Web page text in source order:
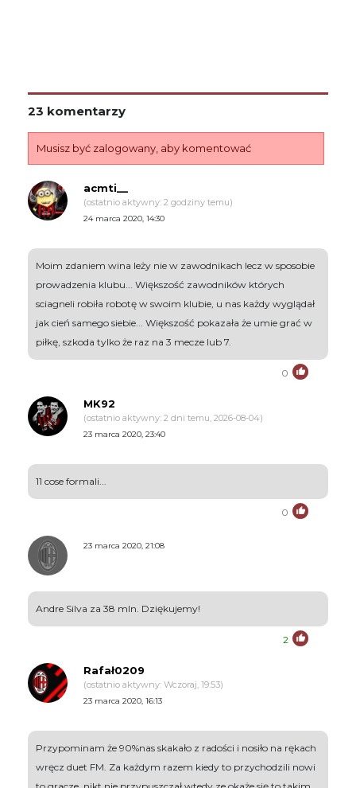
23 komentarzy
Musisz być zalogowany, aby komentować
acmti__
(ostatnio aktywny: 2 godziny temu)
24 marca 2020, 14:30
Moim zdaniem wina leży nie w zawodnikach lecz w sposobie
prowadzenia klubu... Większość zawodników których
sciagneli robiła robotę w swoim klubie, u nas każdy wyglądał
jak cień samego siebie... Większość pokazała że umie grać w
piłkę, szkoda tylko że raz na 3 mecze lub 7.
0
MK92
(ostatnio aktywny: 2 dni temu, 2026-08-04)
23 marca 2020, 23:40
11 cose formali...
0
23 marca 2020, 21:08
Andre Silva za 38 mln. Dziękujemy!
2
Rafał0209
(ostatnio aktywny: Wczoraj, 19:53)
23 marca 2020, 16:13
Przypominam że 90%nas skakało z radości i nosiło na rękach
wręcz duet FM. Za każdym razem kiedy to przychodzili nowi